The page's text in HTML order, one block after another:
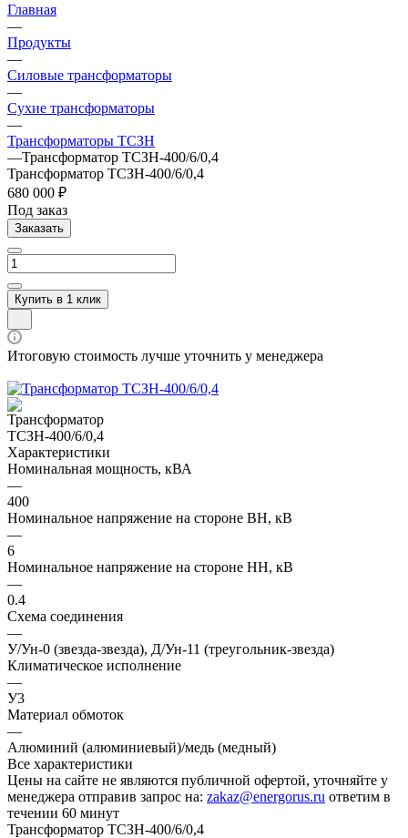
Главная
—
Продукты
—
Силовые трансформаторы
—
Сухие трансформаторы
—
Трансформаторы ТСЗН
—Трансформатор ТСЗН-400/6/0,4
Трансформатор ТСЗН-400/6/0,4
680 000 ₽
Под заказ
Заказать
Купить в 1 клик
Итоговую стоимость лучше уточнить у менеджера
Характеристики
Номинальная мощность, кВА
—
400
Номинальное напряжение на стороне ВН, кВ
—
6
Номинальное напряжение на стороне НН, кВ
—
0.4
Схема соединения
—
У/Ун-0 (звезда-звезда), Д/Ун-11 (треугольник-звезда)
Климатическое исполнение
—
У3
Материал обмоток
—
Алюминий (алюминиевый)/медь (медный)
Все характеристики
Цены на сайте не являются публичной офертой, уточняйте у
менеджера отправив запрос на: zakaz@energorus.ru ответим в
течении 60 минут
Трансформатор ТСЗН-400/6/0,4